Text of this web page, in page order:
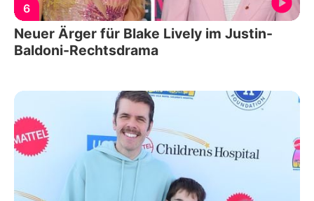
6
Neuer Ärger für Blake Lively im Justin-
Baldoni-Rechtsdrama